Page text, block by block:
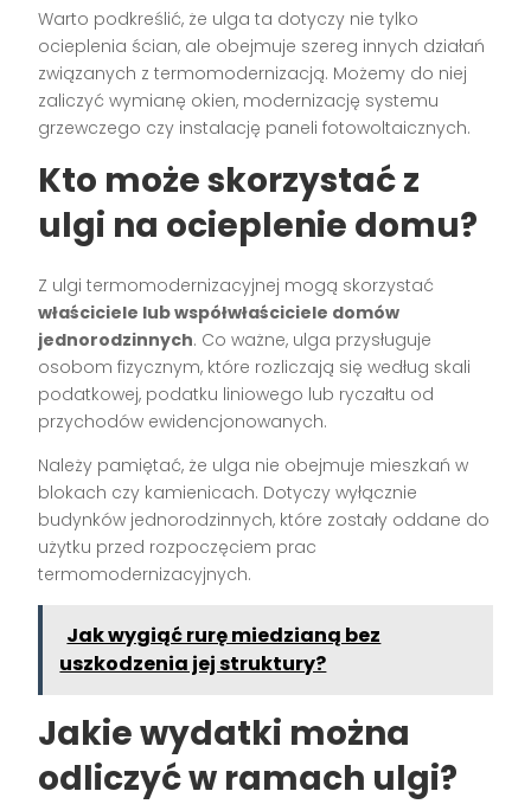
Warto podkreślić, że ulga ta dotyczy nie tylko
ocieplenia ścian, ale obejmuje szereg innych działań
związanych z termomodernizacją. Możemy do niej
zaliczyć wymianę okien, modernizację systemu
grzewczego czy instalację paneli fotowoltaicznych.
Kto może skorzystać z
ulgi na ocieplenie domu?
Z ulgi termomodernizacyjnej mogą skorzystać
właściciele lub współwłaściciele domów
jednorodzinnych. Co ważne, ulga przysługuje
osobom fizycznym, które rozliczają się według skali
podatkowej, podatku liniowego lub ryczałtu od
przychodów ewidencjonowanych.
Należy pamiętać, że ulga nie obejmuje mieszkań w
blokach czy kamienicach. Dotyczy wyłącznie
budynków jednorodzinnych, które zostały oddane do
użytku przed rozpoczęciem prac
termomodernizacyjnych.
Jak wygiąć rurę miedzianą bez
uszkodzenia jej struktury?
Jakie wydatki można
odliczyć w ramach ulgi?